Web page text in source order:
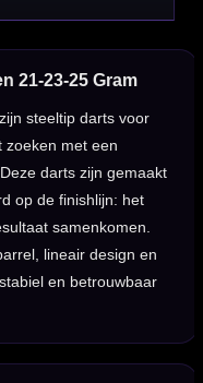
21-23-25 Gram
steeltip darts voor
zoeken met een
darts zijn gemaakt
op de finishlijn: het
samenkomen.
lineair design en
en betrouwbaar